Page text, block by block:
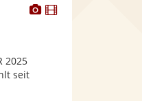
DieserDieser
2025
seit